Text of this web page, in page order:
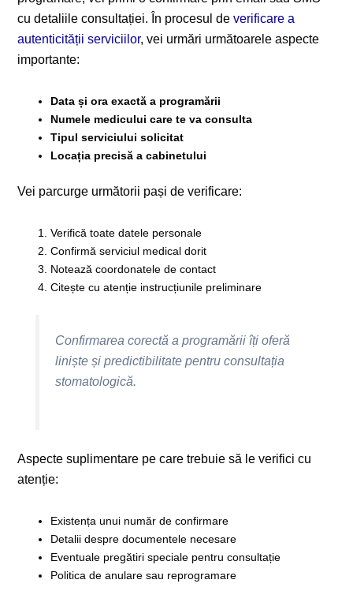
cu detaliile consultației. În procesul deverificare a
autenticității serviciilor, vei urmări următoarele aspecte
importante:
Data și ora exactă a programării
Numele medicului care te va consulta
Tipul serviciului solicitat
Locația precisă a cabinetului
Vei parcurge următorii pași de verificare:
Verifică toate datele personale
Confirmă serviciul medical dorit
Notează coordonatele de contact
Citește cu atenție instrucțiunile preliminare
Confirmarea corectă a programării îți oferă
liniște și predictibilitate pentru consultația
stomatologică.
Aspecte suplimentare pe care trebuie să le verifici cu
atenție:
Existența unui număr de confirmare
Detalii despre documentele necesare
Eventuale pregătiri speciale pentru consultație
Politica de anulare sau reprogramare